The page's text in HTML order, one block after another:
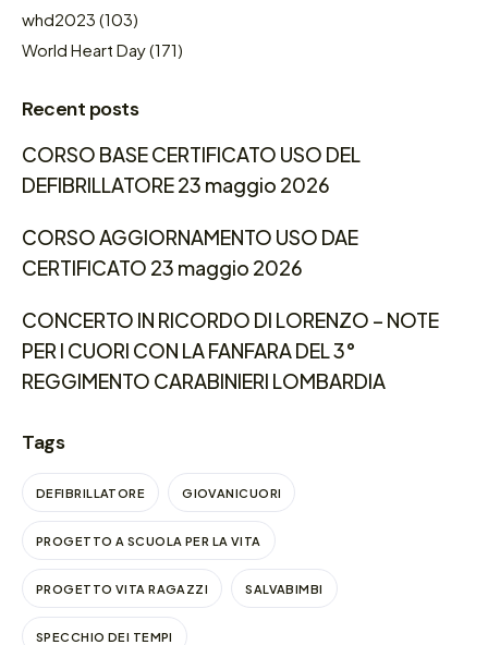
whd2023 (103)
World Heart Day(171)
Recent posts
CORSO BASE CERTIFICATO USO DEL
DEFIBRILLATORE 23 maggio 2026
CORSO AGGIORNAMENTO USO DAE
CERTIFICATO 23 maggio 2026
CONCERTO IN RICORDO DI LORENZO – NOTE
PER I CUORI CON LA FANFARA DEL 3°
REGGIMENTO CARABINIERI LOMBARDIA
Tags
DEFIBRILLATORE GIOVANICUORI
PROGETTO A SCUOLA PER LA VITA
PROGETTO VITA RAGAZZI SALVABIMBI
SPECCHIO DEI TEMPI